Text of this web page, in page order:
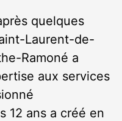
quelques
Laurent-de-
Ramoné a
aux services
12 ans a créé en